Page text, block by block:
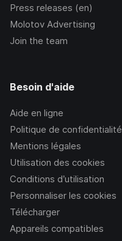
Press releases (en)
Molotov Advertising
Join the team
Besoin d'aide
Aide en ligne
Politique de confidentialité
Mentions légales
Utilisation des cookies
Conditions d’utilisation
Personnaliser les cookies
Télécharger
Appareils compatibles